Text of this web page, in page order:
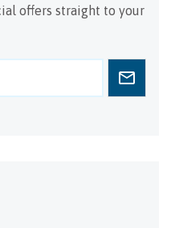
offers straight to your